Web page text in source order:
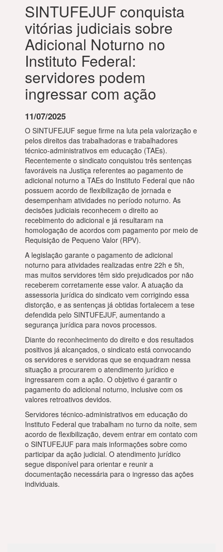
SINTUFEJUF conquista
vitórias judiciais sobre
Adicional Noturno no
Instituto Federal:
servidores podem
ingressar com ação
11/07/2025
O SINTUFEJUF segue firme na luta pela valorização e
pelos direitos das trabalhadoras e trabalhadores
técnico-administrativos em educação (TAEs).
Recentemente o sindicato conquistou três sentenças
favoráveis na Justiça referentes ao pagamento de
adicional noturno a TAEs do Instituto Federal que não
possuem acordo de flexibilização de jornada e
desempenham atividades no período noturno. As
decisões judiciais reconhecem o direito ao
recebimento do adicional e já resultaram na
homologação de acordos com pagamento por meio de
Requisição de Pequeno Valor (RPV).
A legislação garante o pagamento de adicional
noturno para atividades realizadas entre 22h e 5h,
mas muitos servidores têm sido prejudicados por não
receberem corretamente esse valor. A atuação da
assessoria jurídica do sindicato vem corrigindo essa
distorção, e as sentenças já obtidas fortalecem a tese
defendida pelo SINTUFEJUF, aumentando a
segurança jurídica para novos processos.
Diante do reconhecimento do direito e dos resultados
positivos já alcançados, o sindicato está convocando
os servidores e servidoras que se enquadram nessa
situação a procurarem o atendimento jurídico e
ingressarem com a ação. O objetivo é garantir o
pagamento do adicional noturno, inclusive com os
valores retroativos devidos.
Servidores técnico-administrativos em educação do
Instituto Federal que trabalham no turno da noite, sem
acordo de flexibilização, devem entrar em contato com
o SINTUFEJUF para mais informações sobre como
participar da ação judicial. O atendimento jurídico
segue disponível para orientar e reunir a
documentação necessária para o ingresso das ações
individuais.